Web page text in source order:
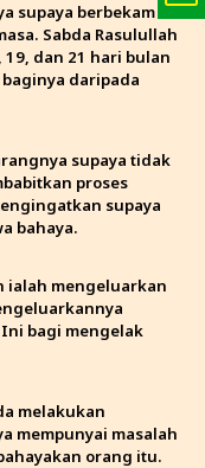
supaya berbekam
Sabda Rasulullah
19, dan 21 hari bulan
daripada
supaya tidak
proses
supaya
bahaya.
ialah mengeluarkan
bagi mengelak
melakukan
mempunyai masalah
orang itu.